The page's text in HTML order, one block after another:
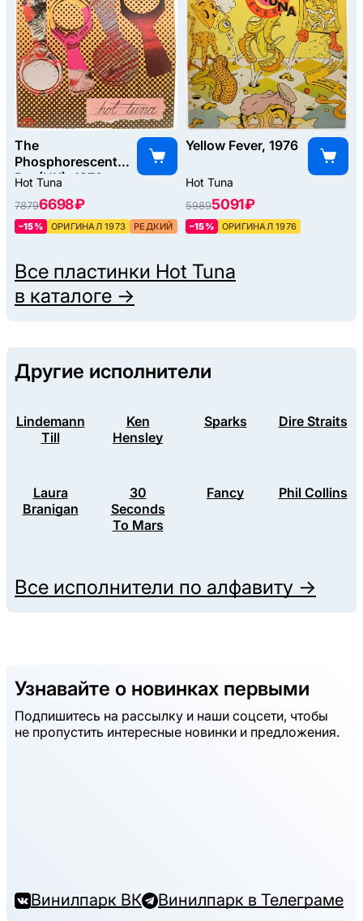
The
Phosphorescent
Rat (UK), 1973
Hot Tuna
78796698 ₽
–15% ОРИГИНАЛ 1973 РЕДКИЙ
Yellow Fever, 1976
Hot Tuna
59895091 ₽
–15% ОРИГИНАЛ 1976
Все пластинки Hot Tuna
в каталоге →
Другие исполнители
Lindemann
Till
Ken
Hensley
Sparks Dire Straits
Laura
Branigan
30
Seconds
To Mars
Fancy Phil Collins
Все исполнители по алфавиту →
Узнавайте о новинках первыми
Подпишитесь на рассылку и наши соцсети, чтобы
не пропустить интересные новинки и предложения.
Винилпарк ВК Винилпарк в Телеграме